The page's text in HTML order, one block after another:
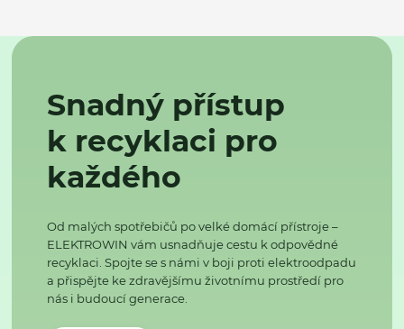
Snadný přístup
k recyklaci pro
každého
Od malých spotřebičů po velké domácí přístroje –
ELEKTROWIN vám usnadňuje cestu k odpovědné
recyklaci. Spojte se s námi v boji proti elektroodpadu
a přispějte ke zdravějšímu životnímu prostředí pro
nás i budoucí generace.